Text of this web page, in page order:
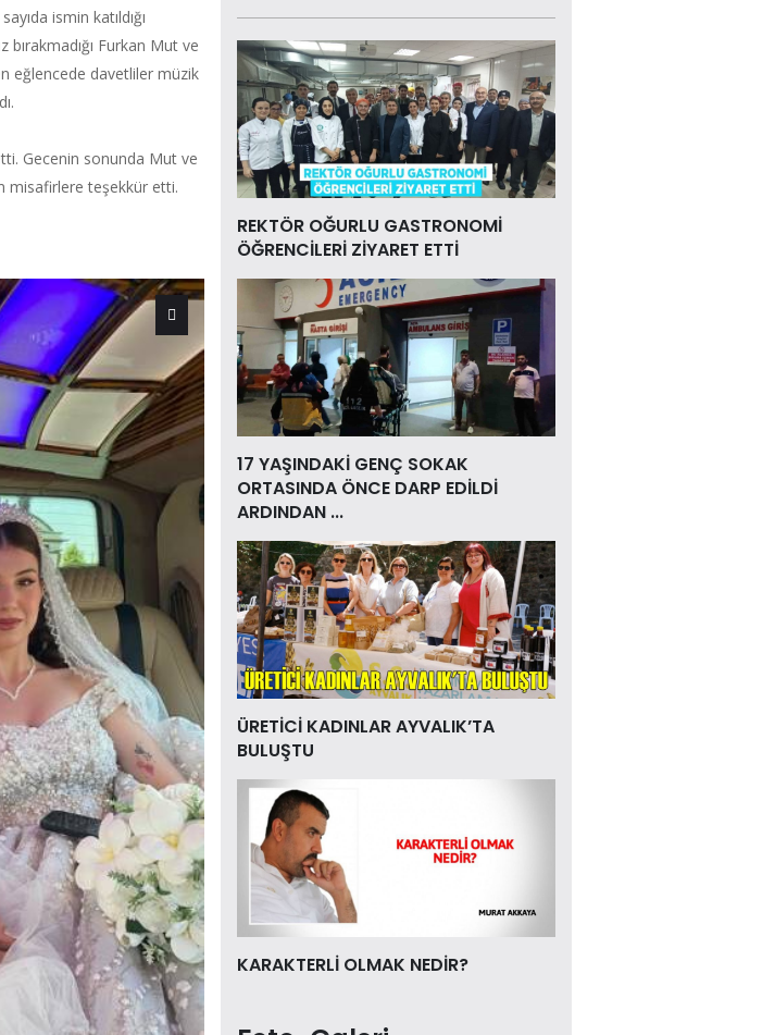
ismin katıldığı
bırakmadığı Furkan Mut ve
eğlencede davetliler müzik
Gecenin sonunda Mut ve
misafirlere teşekkür etti.
REKTÖR OĞURLU GASTRONOMİ
ÖĞRENCİLERİ ZİYARET ETTİ
17 YAŞINDAKİ GENÇ SOKAK
ORTASINDA ÖNCE DARP EDİLDİ
ARDINDAN ...
ÜRETİCİ KADINLAR AYVALIK’TA
BULUŞTU
KARAKTERLİ OLMAK NEDİR?